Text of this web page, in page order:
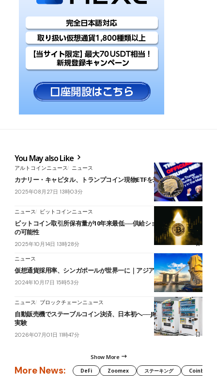
You May also Like
アルトコインニュース ニュース
カナリー・キャピタル、トランプコイン現物ETFを米SECに申請
2025年08月27日 13時03分
ニュース ビットコインニュース
ビットコイン取引所保有量が10年来最低──供給ショックで価格急騰
の可能性
2025年10月14日 13時28分
ニュース
仮想通貨採用率、シンガポールが世界一に｜アジア勢が躍進
2024年10月17日 15時53分
ニュース ブロックチェーンニュース
自動販売機でステーブルコイン決済、日本初へ──JPYCが京都で実証
実験
2026年07月01日 11時47分
Show More
More News: DeFi Zoomex ステーキング Coinbase